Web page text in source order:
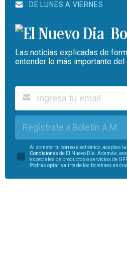
DE LUNES A VIERNES
Las noticias explicadas de
entender lo más importante del
Regístrate a Boletín A.M.
Al someter tu correo electrónico, aceptas la
Condiciones de El Nuevo Día. Además,
especiales de productos o servicios de
Podrás optar salirte de los boletines en